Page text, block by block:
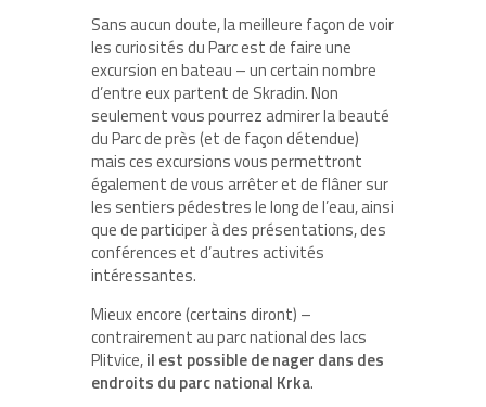
Sans aucun doute, la meilleure façon de voir
les curiosités du Parc est de faire une
excursion en bateau – un certain nombre
d’entre eux partent de Skradin. Non
seulement vous pourrez admirer la beauté
du Parc de près (et de façon détendue)
mais ces excursions vous permettront
également de vous arrêter et de flâner sur
les sentiers pédestres le long de l’eau, ainsi
que de participer à des présentations, des
conférences et d’autres activités
intéressantes.
Mieux encore (certains diront) –
contrairement au parc national des lacs
Plitvice,il est possible de nager dans des
endroits du parc national Krka.